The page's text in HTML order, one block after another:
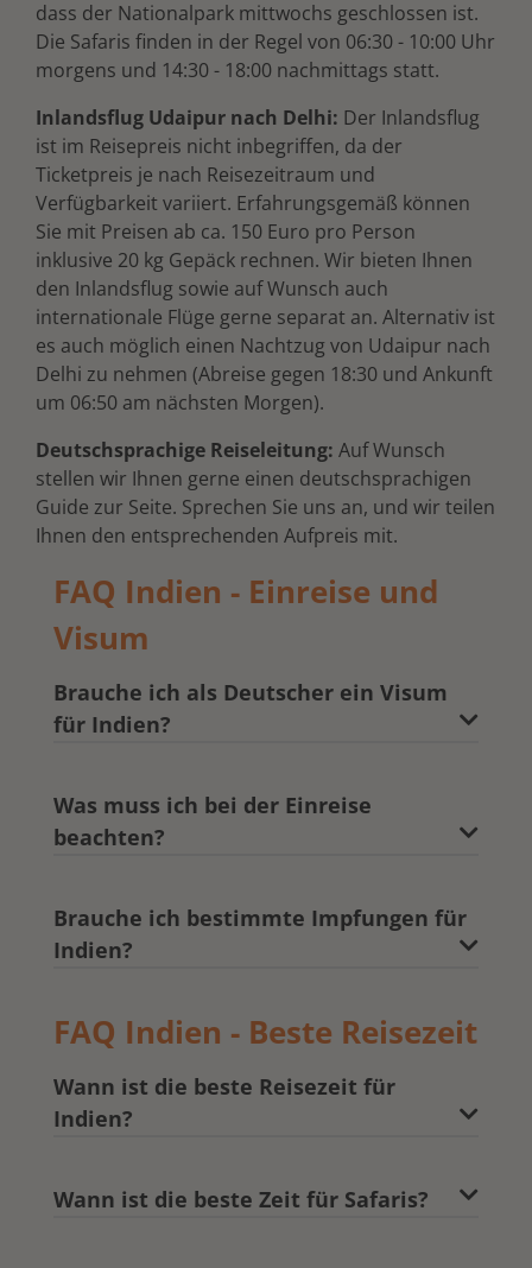
dass der Nationalpark mittwochs geschlossen ist.
Die Safaris finden in der Regel von 06:30 - 10:00 Uhr
morgens und 14:30 - 18:00 nachmittags statt.
Inlandsflug Udaipur nach Delhi: Der Inlandsflug
ist im Reisepreis nicht inbegriffen, da der
Ticketpreis je nach Reisezeitraum und
Verfügbarkeit variiert. Erfahrungsgemäß können
Sie mit Preisen ab ca. 150 Euro pro Person
inklusive 20 kg Gepäck rechnen. Wir bieten Ihnen
den Inlandsflug sowie auf Wunsch auch
internationale Flüge gerne separat an. Alternativ ist
es auch möglich einen Nachtzug von Udaipur nach
Delhi zu nehmen (Abreise gegen 18:30 und Ankunft
um 06:50 am nächsten Morgen).
Deutschsprachige Reiseleitung: Auf Wunsch
stellen wir Ihnen gerne einen deutschsprachigen
Guide zur Seite. Sprechen Sie uns an, und wir teilen
Ihnen den entsprechenden Aufpreis mit.
FAQ Indien - Einreise und
Visum
Brauche ich als Deutscher ein Visum
für Indien?
Was muss ich bei der Einreise
beachten?
Brauche ich bestimmte Impfungen für
Indien?
FAQ Indien - Beste Reisezeit
Wann ist die beste Reisezeit für
Indien?
Wann ist die beste Zeit für Safaris?